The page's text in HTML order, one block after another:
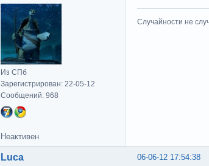
Из СПб
Зарегистрирован: 22-05-12
Сообщений: 968
Случайности не
Неактивен
06-06-12 17:54:38
Luca